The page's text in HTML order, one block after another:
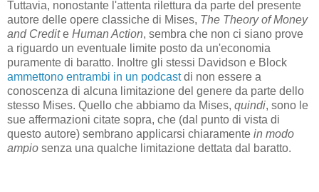
Tuttavia, nonostante l'attenta rilettura da parte del presente
autore delle opere classiche di Mises, The Theory of Money
and Credite Human Action, sembra che non ci siano prove
a riguardo un eventuale limite posto da un'economia
puramente di baratto. Inoltre gli stessi Davidson e Block
ammettono entrambi in un podcastdi non essere a
conoscenza di alcuna limitazione del genere da parte dello
stesso Mises. Quello che abbiamo da Mises, quindi, sono le
sue affermazioni citate sopra, che (dal punto di vista di
questo autore) sembrano applicarsi chiaramente in modo
ampio senza una qualche limitazione dettata dal baratto.